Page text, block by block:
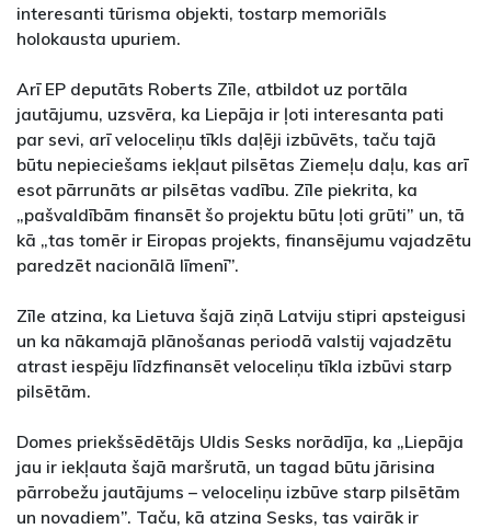
interesanti tūrisma objekti, tostarp memoriāls
holokausta upuriem.
Arī EP deputāts Roberts Zīle, atbildot uz portāla
jautājumu, uzsvēra, ka Liepāja ir ļoti interesanta pati
par sevi, arī veloceliņu tīkls daļēji izbūvēts, taču tajā
būtu nepieciešams iekļaut pilsētas Ziemeļu daļu, kas arī
esot pārrunāts ar pilsētas vadību. Zīle piekrita, ka
„pašvaldībām finansēt šo projektu būtu ļoti grūti” un, tā
kā „tas tomēr ir Eiropas projekts, finansējumu vajadzētu
paredzēt nacionālā līmenī”.
Zīle atzina, ka Lietuva šajā ziņā Latviju stipri apsteigusi
un ka nākamajā plānošanas periodā valstij vajadzētu
atrast iespēju līdzfinansēt veloceliņu tīkla izbūvi starp
pilsētām.
Domes priekšsēdētājs Uldis Sesks norādīja, ka „Liepāja
jau ir iekļauta šajā maršrutā, un tagad būtu jārisina
pārrobežu jautājums – veloceliņu izbūve starp pilsētām
un novadiem”. Taču, kā atzina Sesks, tas vairāk ir